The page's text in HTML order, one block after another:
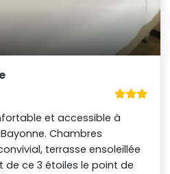
et accessible à
Chambres
terrasse ensoleillée
de ce 3 étoiles le point de